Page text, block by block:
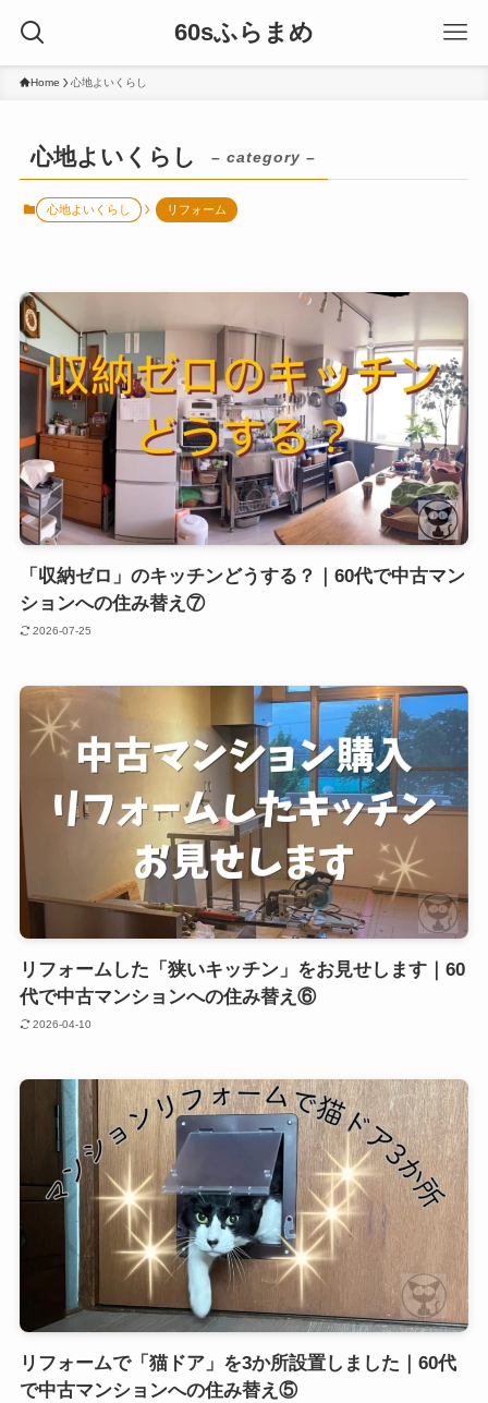
60sふらまめ
Home 心地よいくらし
心地よいくらし – category –
心地よいくらし リフォーム
「収納ゼロ」のキッチンどうする？｜60代で中古マン
ションへの住み替え⑦
2026-07-25
リフォームした「狭いキッチン」をお見せします｜60
代で中古マンションへの住み替え⑥
2026-04-10
リフォームで「猫ドア」を3か所設置しました｜60代
で中古マンションへの住み替え⑤